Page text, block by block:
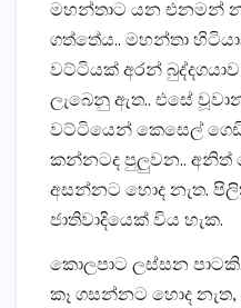
මහන්තාට යන එනමන්
ගත්තේය.. මහන්තා
වට්ටියක් අරන්
ලැබෙනු ඇත.. එසේ
වට්ටියෙන් කෙසෙල්
කන්නටද පුලුවන.. අනිත්
අසන්නට හොද නැත.
ජාතිවාදියෙක් විය හැක.
කොලපාට ලස්සන
කෑ ගසන්නට හොද නැත,